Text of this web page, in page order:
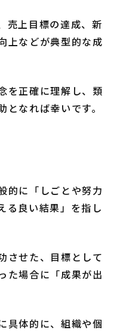
売上目標の達成、新
上などが典型的な成
を正確に理解し、類
なれば幸いです。
的に「しごとや努力
る良い結果」を指し
させた、目標として
た場合に「成果が出
具体的に、組織や個